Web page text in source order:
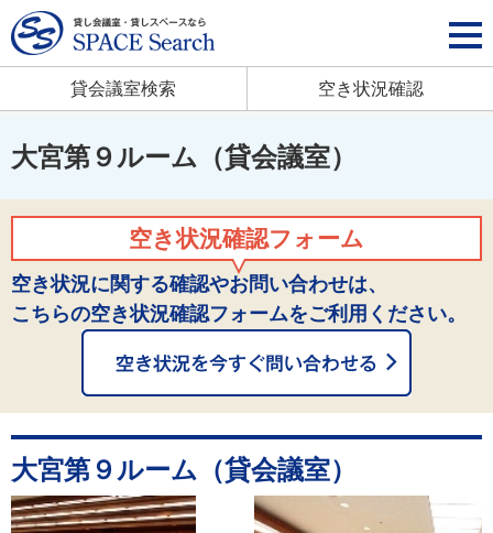
貸会議室検索 空き状況確認
大宮第９ルーム（貸会議室）
空き状況確認フォーム
空き状況に関する確認やお問い合わせは、
こちらの空き状況確認フォームをご利用ください。
大宮第９ルーム（貸会議室）